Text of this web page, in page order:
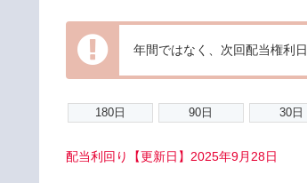
年間ではなく、次回配当権利
配当利回り【更新日】2025年9月28日